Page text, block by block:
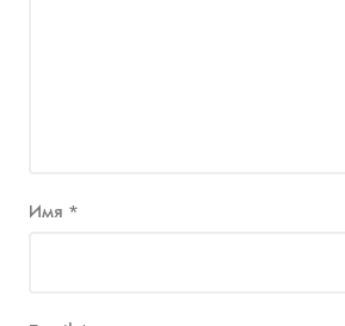
Имя *